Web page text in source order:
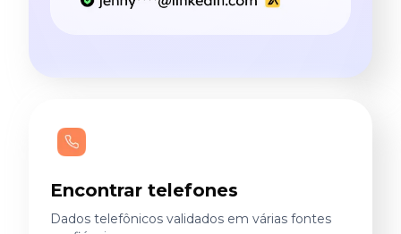
Encontrar telefones
Dados telefônicos validados em várias fontes